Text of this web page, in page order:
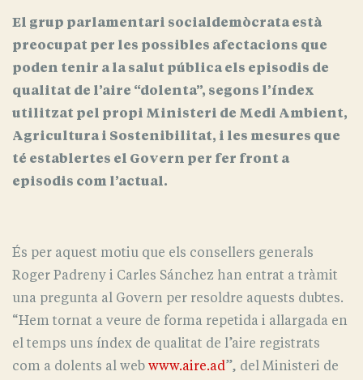
El grup parlamentari socialdemòcrata està
preocupat per les possibles afectacions que
poden tenir a la salut pública els episodis de
qualitat de l’aire “dolenta”, segons l’índex
utilitzat pel propi Ministeri de Medi Ambient,
Agricultura i Sostenibilitat, i les mesures que
té establertes el Govern per fer front a
episodis com l’actual.
És per aquest motiu que els consellers generals
Roger Padreny i Carles Sánchez han entrat a tràmit
una pregunta al Govern per resoldre aquests dubtes.
“Hem tornat a veure de forma repetida i allargada en
el temps uns índex de qualitat de l’aire registrats
com a dolents al web www.aire.ad”, del Ministeri de